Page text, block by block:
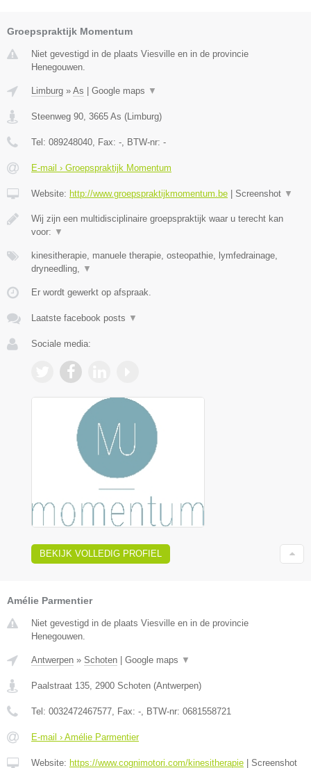
Groepspraktijk Momentum
Niet gevestigd in de plaats Viesville en in de provincie
Henegouwen.
Limburg » As Google maps ▼
Steenweg 90, 3665 As (Limburg)
Tel: 089248040, Fax: -, BTW-nr: -
E-mail › Groepspraktijk Momentum
Website: http://www.groepspraktijkmomentum.be Screenshot ▼
Wij zijn een multidisciplinaire groepspraktijk waar u terecht kan
voor: ▼
kinesitherapie, manuele therapie, osteopathie, lymfedrainage,
dryneedling, ▼
Er wordt gewerkt op afspraak.
Laatste facebook posts ▼
Sociale media:
BEKIJK VOLLEDIG PROFIEL
Amélie Parmentier
Niet gevestigd in de plaats Viesville en in de provincie
Henegouwen.
Antwerpen » Schoten | Google maps ▼
Paalstraat 135 2900 Schoten (Antwerpen)
Tel: 0032472467577 , Fax: - , BTW-nr: 0681558721
E-mail › Amélie Parmentier
Website: https://www.cognimotori.com/kinesitherapie | Screenshot